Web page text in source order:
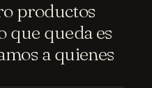
productos
que queda es
a quienes